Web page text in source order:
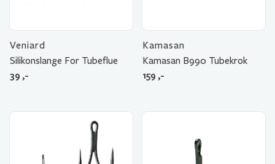
Veniard
Silikonslange For Tubeflue
39 ,-
Kamasan
Kamasan B990 Tubekrok
159 ,-